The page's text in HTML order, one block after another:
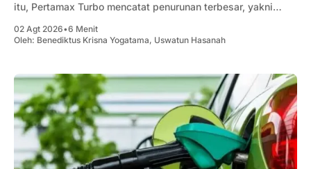
itu, Pertamax Turbo mencatat penurunan terbesar, yakni
02 Agt 2026•6 Menit
Oleh: Benediktus Krisna Yogatama, Uswatun Hasanah